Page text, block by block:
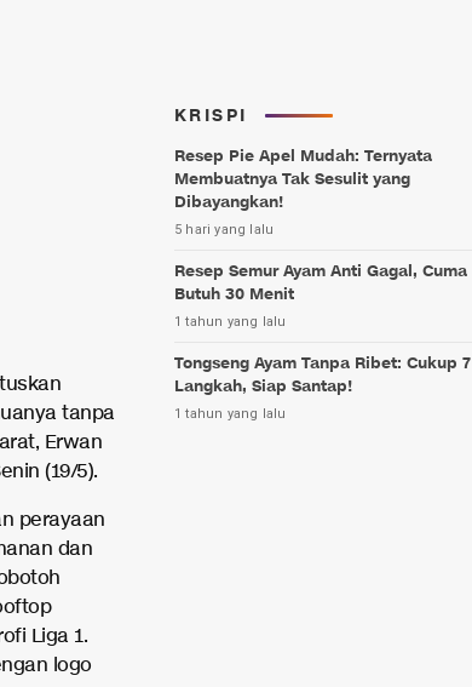
tanpa
Erwan
(19/5).
perayaan
dan
Liga 1.
logo
KRISPI
Resep Pie Apel Mudah: Ternyata
Membuatnya Tak Sesulit yang
Dibayangkan!
5 hari yang lalu
Resep Semur Ayam Anti Gagal, Cuma
Butuh 30 Menit
1 tahun yang lalu
Tongseng Ayam Tanpa Ribet: Cukup 7
Langkah, Siap Santap!
1 tahun yang lalu